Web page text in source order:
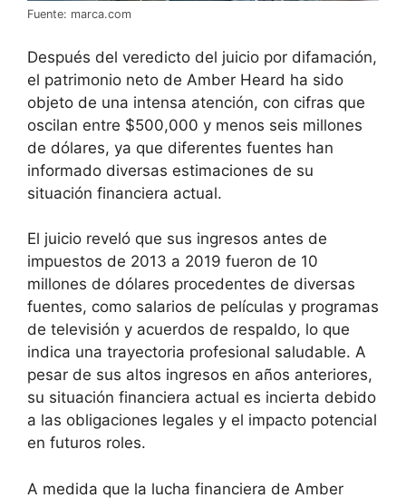
Fuente: marca.com
Después del veredicto del juicio por difamación,
el patrimonio neto de Amber Heard ha sido
objeto de una intensa atención, con cifras que
oscilan entre $500,000 y menos seis millones
de dólares, ya que diferentes fuentes han
informado diversas estimaciones de su
situación financiera actual.
El juicio reveló que sus ingresos antes de
impuestos de 2013 a 2019 fueron de 10
millones de dólares procedentes de diversas
fuentes, como salarios de películas y programas
de televisión y acuerdos de respaldo, lo que
indica una trayectoria profesional saludable. A
pesar de sus altos ingresos en años anteriores,
su situación financiera actual es incierta debido
a las obligaciones legales y el impacto potencial
en futuros roles.
A medida que la lucha financiera de Amber